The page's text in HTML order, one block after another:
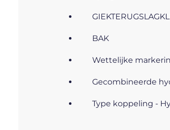
BAK
Wettelijke
Gecombineerde
Type koppeling -